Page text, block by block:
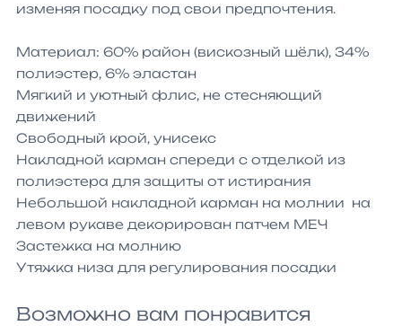
изменяя посадку под свои предпочтения.
Материал: 60% район (вискозный шёлк), 34%
полиэстер, 6% эластан
Мягкий и уютный флис, не стесняющий
движений
Свободный крой, унисекс
Накладной карман спереди с отделкой из
полиэстера для защиты от истирания
Небольшой накладной карман на молнии  на
левом рукаве декорирован патчем МЕЧ
Застежка на молнию
Утяжка низа для регулирования посадки
Возможно вам понравится